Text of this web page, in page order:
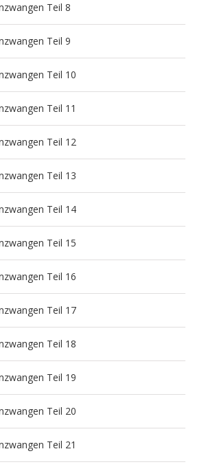
& Links
Teil 8
Teil 9
Teil 10
Teil 11
Teil 12
Teil 13
Teil 14
Teil 15
Teil 16
Teil 17
Teil 18
Teil 19
Teil 20
Teil 21